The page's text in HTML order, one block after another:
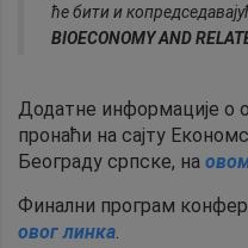
ће бити и
BIOECONOMY AND
Додатне информације о
пронаћи на сајту
Београду српске, на
Финални програм
овог линка.